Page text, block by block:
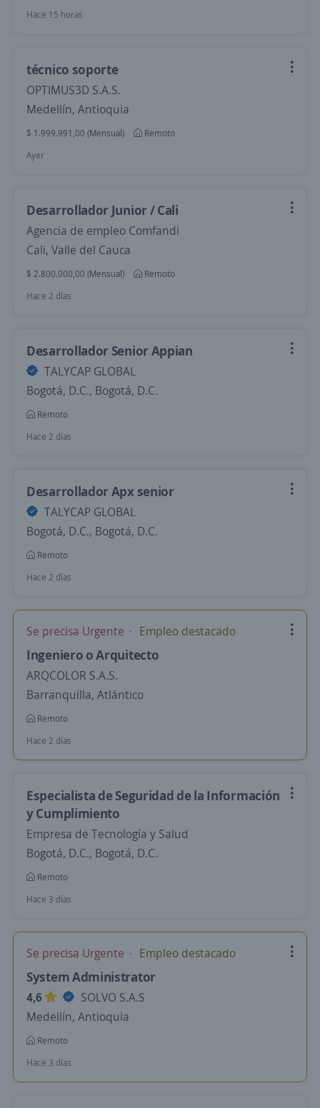
Hace 15 horas
técnico soporte
OPTIMUS3D S.A.S.
Medellín, Antioquia
$ 1.999.991,00 (Mensual)
Remoto
Ayer
Desarrollador Junior / Cali
Agencia de empleo Comfandi
Cali, Valle del Cauca
$ 2.800.000,00 (Mensual)
Remoto
Hace 2 días
Desarrollador Senior Appian
TALYCAP GLOBAL
Bogotá, D.C., Bogotá, D.C.
Remoto
Hace 2 días
Desarrollador Apx senior
TALYCAP GLOBAL
Bogotá, D.C., Bogotá, D.C.
Remoto
Hace 2 días
Se precisa Urgente Empleo destacado
Ingeniero o Arquitecto
ARQCOLOR S.A.S.
Barranquilla, Atlántico
Remoto
Hace 2 días
Especialista de Seguridad de la Información
y Cumplimiento
Empresa de Tecnología y Salud
Bogotá, D.C., Bogotá, D.C.
Remoto
Hace 3 días
Se precisa Urgente Empleo destacado
System Administrator
4,6
SOLVO S.A.S
Medellín, Antioquia
Remoto
Hace 3 días